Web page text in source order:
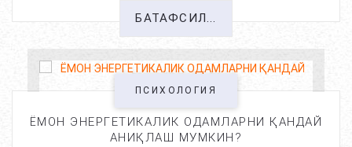
БАТАФСИЛ...
ПСИХОЛОГИЯ
ЁМОН ЭНЕРГЕТИКАЛИК ОДАМЛАРНИ ҚАНДАЙ
АНИҚЛАШ МУМКИН?